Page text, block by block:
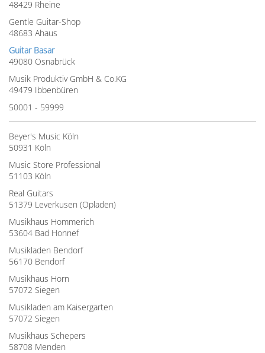
48429 Rheine
Gentle Guitar-Shop
48683 Ahaus
Guitar Basar
49080 Osnabrück
Musik Produktiv GmbH & Co.KG
49479 Ibbenbüren
50001 - 59999
Beyer's Music Köln
50931 Köln
Music Store Professional
51103 Köln
Real Guitars
51379 Leverkusen (Opladen)
Musikhaus Hommerich
53604 Bad Honnef
Musikladen Bendorf
56170 Bendorf
Musikhaus Horn
57072 Siegen
Musikladen am Kaisergarten
57072 Siegen
Musikhaus Schepers
58708 Menden